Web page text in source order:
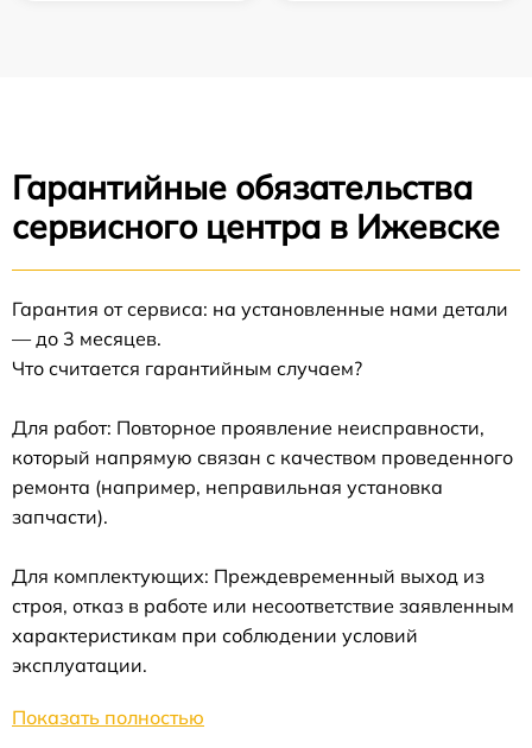
Гарантийные обязательства
сервисного центра в Ижевске
Гарантия от сервиса: на установленные нами детали
— до 3 месяцев.
Что считается гарантийным случаем?
Для работ: Повторное проявление неисправности,
который напрямую связан с качеством проведенного
ремонта (например, неправильная установка
запчасти).
Для комплектующих: Преждевременный выход из
строя, отказ в работе или несоответствие заявленным
характеристикам при соблюдении условий
эксплуатации.
Показать полностью